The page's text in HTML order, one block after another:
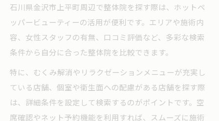
石川県金沢市上平町周辺で整体院を探す際は、ホットペ
ッパービューティーの活用が便利です。エリアや施術内
容、女性スタッフの有無、口コミ評価など、多彩な検索
条件から自分に合った整体院を比較できます。
特に、むくみ解消やリラクゼーションメニューが充実し
ている店舗、個室や衛生面への配慮がある店舗を探す際
は、詳細条件を設定して検索するのがポイントです。空
席確認やネット予約機能を利用すれば、スムーズに施術